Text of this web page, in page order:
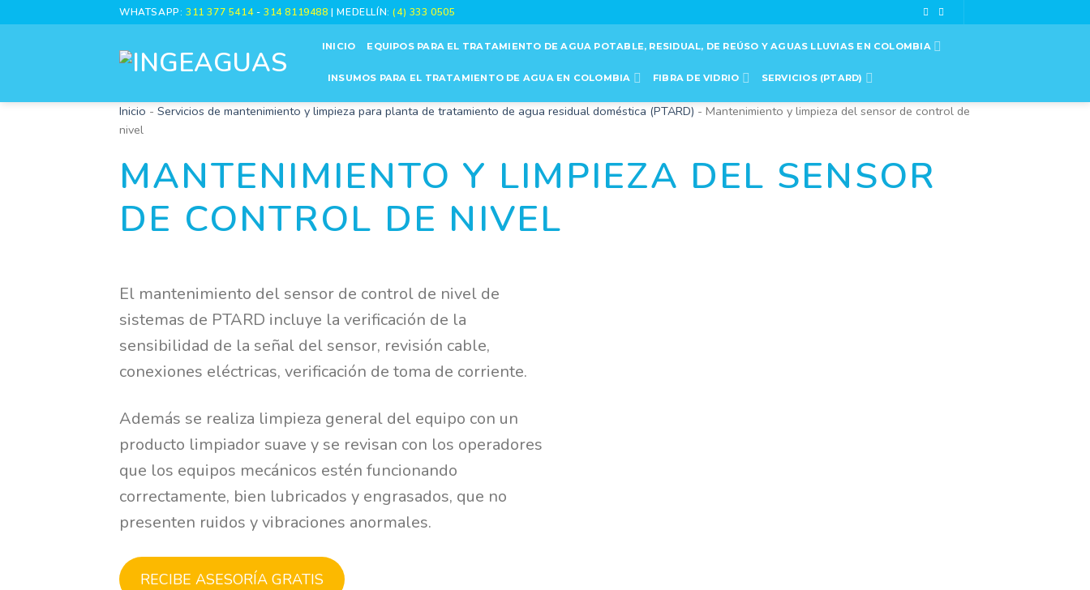
to
WHATSAPP: 311 377 5414- 314 8119488| MEDELLÍN:(4) 333 0505
INICIO EQUIPOS PARA EL TRATAMIENTO DE AGUA POTABLE, RESIDUAL, DE REÚSO Y AGUAS LLUVIAS EN COLOMBIA
INSUMOS PARA EL TRATAMIENTO DE AGUA EN COLOMBIA FIBRA DE VIDRIO SERVICIOS (PTARD)
Inicio - Servicios de mantenimiento y limpieza para planta de tratamiento de agua residual doméstica (PTARD) - Mantenimiento y limpieza del sensor de control de
nivel
MANTENIMIENTO Y LIMPIEZA DEL SENSOR
DE CONTROL DE NIVEL
El mantenimiento del sensor de control de nivel de
sistemas de PTARD incluye la verificación de la
sensibilidad de la señal del sensor, revisión cable,
conexiones eléctricas, verificación de toma de corriente.
Además se realiza limpieza general del equipo con un
producto limpiador suave y se revisan con los operadores
que los equipos mecánicos estén funcionando
correctamente, bien lubricados y engrasados, que no
presenten ruidos y vibraciones anormales.
RECIBE ASESORÍA GRATIS